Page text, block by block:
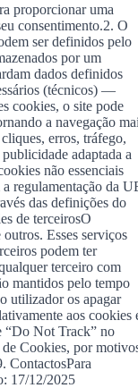
proporcionar uma
consentimento.2. O
ser definidos pelo
por um
dados definidos
(técnicos) —
cookies, o site pode
a navegação
erros, tráfego,
adaptada a
não essenciais
regulamentação da
das definições do
de terceirosO
Esses serviços
podem ter
terceiro com
mantidos pelo tempo
utilizador os apagar
aos cookies
“Do Not Track” no
Cookies, por
ContactosPara
17/12/2025